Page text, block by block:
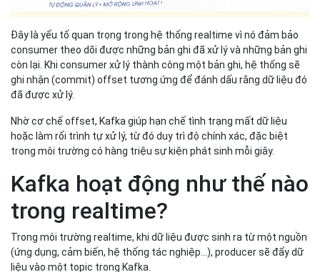
Đây là yếu tố quan trọng trong hệ thống realtime vì nó đảm bảo
consumer theo dõi được những bản ghi đã xử lý và những bản ghi
còn lại. Khi consumer xử lý thành công một bản ghi, hệ thống sẽ
ghi nhận (commit) offset tương ứng để đánh dấu rằng dữ liệu đó
đã được xử lý.
Nhờ cơ chế offset, Kafka giúp hạn chế tình trạng mất dữ liệu
hoặc làm rối trình tự xử lý, từ đó duy trì độ chính xác, đặc biệt
trong môi trường có hàng triệu sự kiện phát sinh mỗi giây.
Kafka hoạt động như thế nào
trong realtime?
Trong môi trường realtime, khi dữ liệu được sinh ra từ một nguồn
(ứng dụng, cảm biến, hệ thống tác nghiệp…), producer sẽ đẩy dữ
liệu vào một topic trong Kafka.